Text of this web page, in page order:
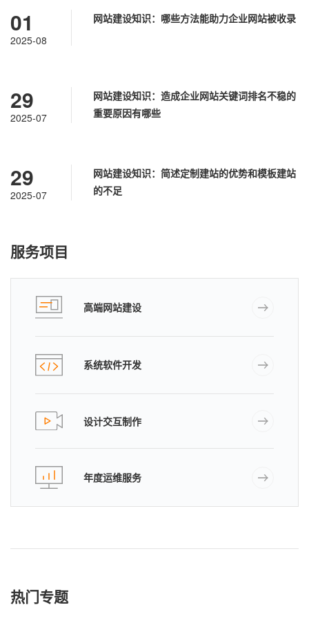
01
2025-08
网站建设知识：哪些方法能助力企业网站被收录
29
2025-07
网站建设知识：造成企业网站关键词排名不稳的
重要原因有哪些
29
2025-07
网站建设知识：简述定制建站的优势和模板建站
的不足
服务项目
高端网站建设
系统软件开发
设计交互制作
年度运维服务
热门专题